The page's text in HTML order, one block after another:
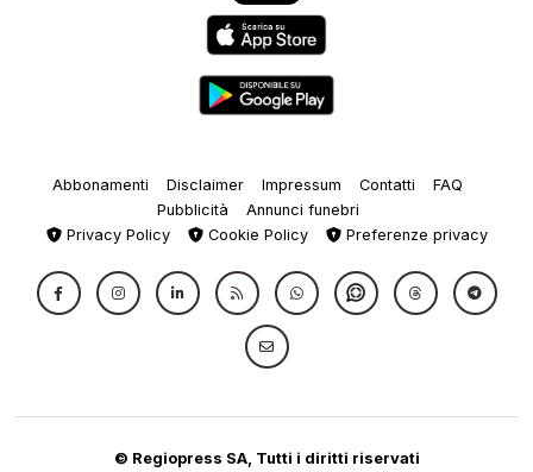
Abbonamenti Disclaimer Impressum Contatti
FAQ
Pubblicità
Annunci funebri
Privacy Policy
Cookie Policy Preferenze privacy
© Regiopress SA, Tutti i diritti riservati